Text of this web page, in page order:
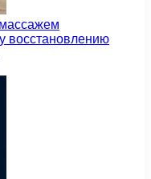
восстановлению